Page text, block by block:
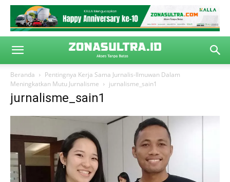
Beranda
Pentingnya Kerja Sama Jurnalis-Ilmuwan Dalam
Meningkatkan Mutu Jurnalisme
jurnalisme_sain1
jurnalisme_sain1